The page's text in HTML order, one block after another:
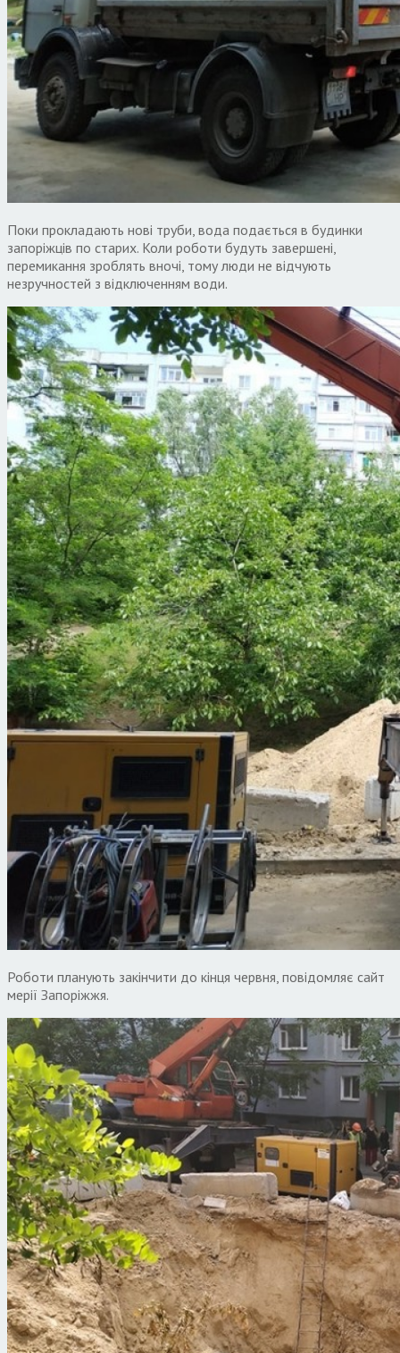
Поки прокладають нові труби, вода подається в будинки
запоріжців по старих. Коли роботи будуть завершені,
перемикання зроблять вночі, тому люди не відчують
незручностей з відключенням води.
Роботи планують закінчити до кінця червня, повідомляє сайт
мерії Запоріжжя.